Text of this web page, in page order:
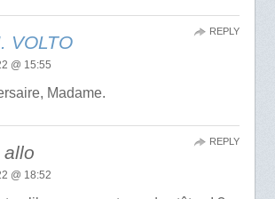
VOLTO
@ 15:55
Madame.
REPLY
allo
@ 18:52
REPLY